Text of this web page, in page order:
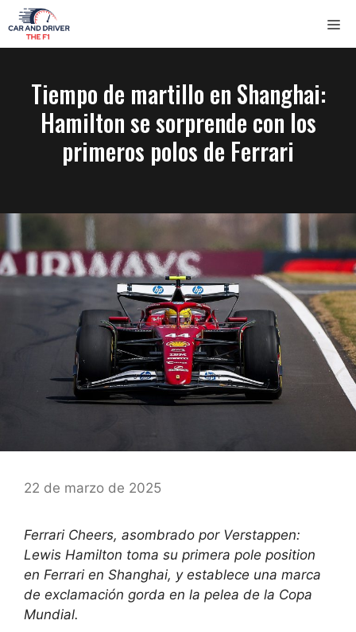
Saltar
al
contenido
Tiempo de martillo en Shanghai:
Hamilton se sorprende con los
primeros polos de Ferrari
22 de marzo de 2025
Ferrari Cheers, asombrado por Verstappen:
Lewis Hamilton toma su primera pole position
en Ferrari en Shanghai, y establece una marca
de exclamación gorda en la pelea de la Copa
Mundial.